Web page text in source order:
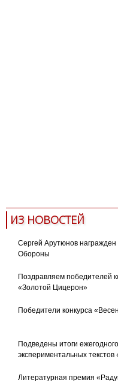
ИЗ НОВОСТЕЙ
Сергей Арутюнов
Обороны
Поздравляем победителей
«Золотой Цицерон»
Победители конкурса
Подведены итоги
экспериментальных
Литературная премия